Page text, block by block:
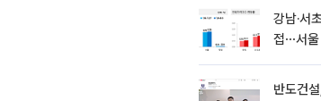
강남·서
접⋯서울
반도건